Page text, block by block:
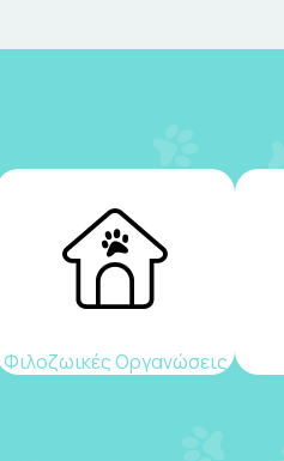
Φιλοζωικές Οργανώσεις